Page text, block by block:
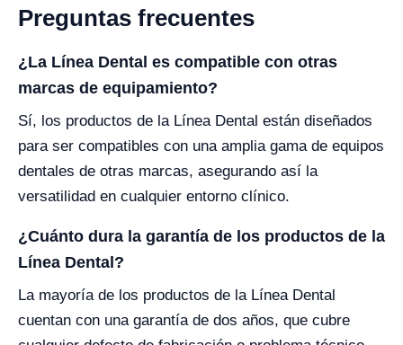
Preguntas frecuentes
¿La Línea Dental es compatible con otras
marcas de equipamiento?
Sí, los productos de la Línea Dental están diseñados
para ser compatibles con una amplia gama de equipos
dentales de otras marcas, asegurando así la
versatilidad en cualquier entorno clínico.
¿Cuánto dura la garantía de los productos de la
Línea Dental?
La mayoría de los productos de la Línea Dental
cuentan con una garantía de dos años, que cubre